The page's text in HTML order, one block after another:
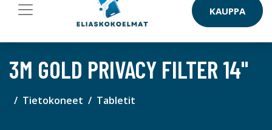
KAUPPA
3M GOLD PRIVACY FILTER 14"
Tietokoneet Tabletit